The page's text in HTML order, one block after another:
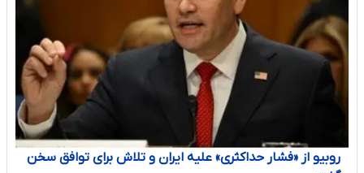
روبیو از «فشار حداکثری» علیه ایران و تلاش برای توافق سخن